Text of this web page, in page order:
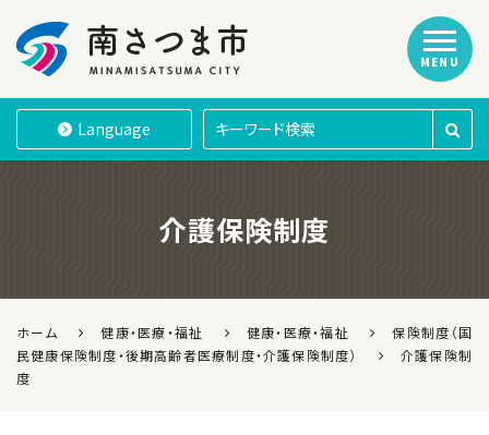
南さつま市
Language
MENU
介護保険制度
ホーム 健康・医療・福祉 健康・医療・福祉
保険制度（国
民健康保険制度・後期高齢者医療制度・介護保険制度）
介護保険制
度